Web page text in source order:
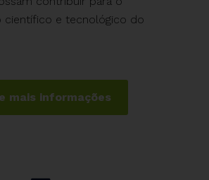
científico e tecnológico do
mais informações